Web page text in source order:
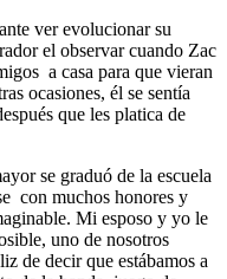
ver evolucionar su
el observar cuando Zac
a casa para que vieran
ocasiones, él se sentía
que les platica de
se graduó de la escuela
con muchos honores y
Mi esposo y yo le
uno de nosotros
de decir que estábamos a